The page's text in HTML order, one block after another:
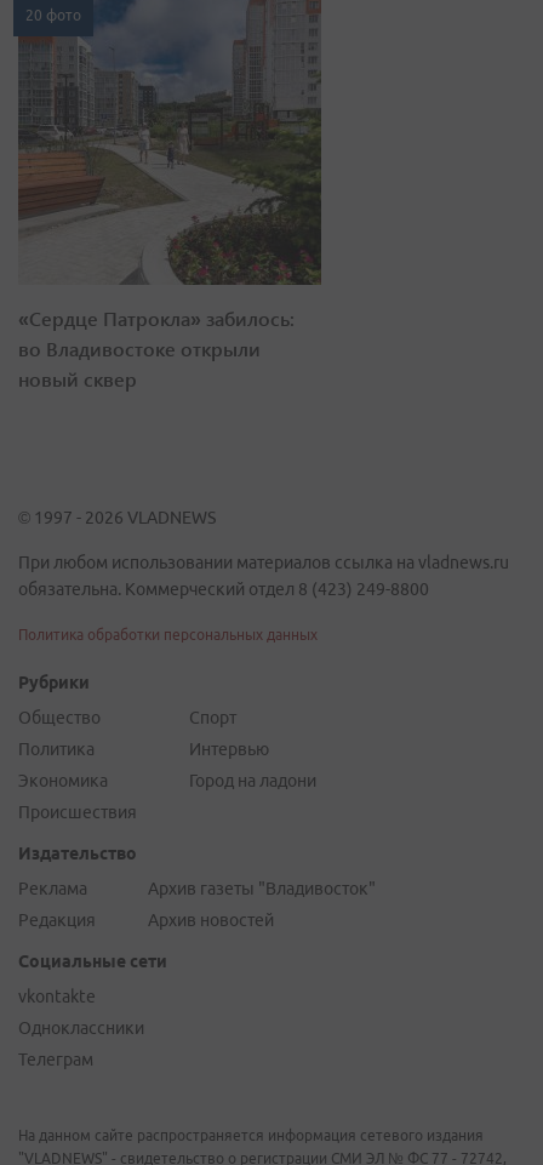
20 фото
«Сердце Патрокла» забилось:
во Владивостоке открыли
новый сквер
© 1997 - 2026 VLADNEWS
При любом использовании материалов ссылка на vladnews.ru
обязательна. Коммерческий отдел 8 (423) 249-8800
Политика обработки персональных данных
Рубрики
Общество
Политика
Экономика
Происшествия
Спорт
Интервью
Город на ладони
Издательство
Реклама
Редакция
Архив газеты "Владивосток"
Архив новостей
Социальные сети
vkontakte
Одноклассники
Телеграм
На данном сайте распространяется информация сетевого издания
"VLADNEWS" - свидетельство о регистрации СМИ ЭЛ № ФС 77 - 72742,